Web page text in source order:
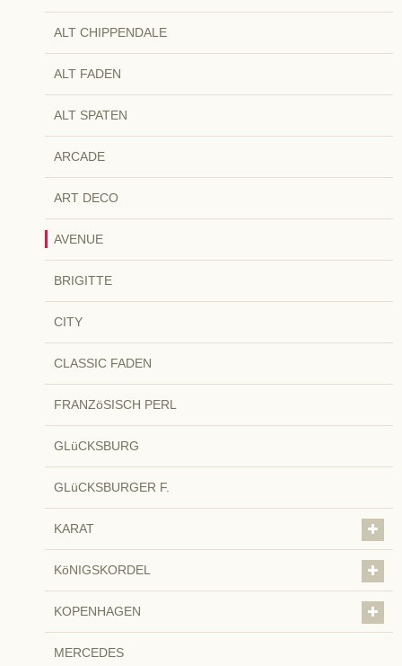
ALT CHIPPENDALE
ALT FADEN
ALT SPATEN
ARCADE
ART DECO
AVENUE
BRIGITTE
CITY
CLASSIC FADEN
FRANZöSISCH PERL
GLüCKSBURG
GLüCKSBURGER F.
KARAT
KöNIGSKORDEL
KOPENHAGEN
MERCEDES